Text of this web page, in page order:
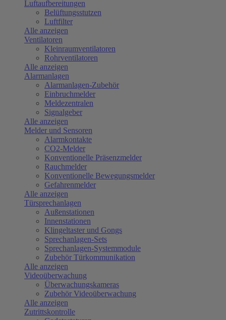
Luftaufbereitungen
Belüftungsstutzen
Luftfilter
Alle anzeigen
Ventilatoren
Kleinraumventilatoren
Rohrventilatoren
Alle anzeigen
Alarmanlagen
Alarmanlagen-Zubehör
Einbruchmelder
Meldezentralen
Signalgeber
Alle anzeigen
Melder und Sensoren
Alarmkontakte
CO2-Melder
Konventionelle Präsenzmelder
Rauchmelder
Konventionelle Bewegungsmelder
Gefahrenmelder
Alle anzeigen
Türsprechanlagen
Außenstationen
Innenstationen
Klingeltaster und Gongs
Sprechanlagen-Sets
Sprechanlagen-Systemmodule
Zubehör Türkommunikation
Alle anzeigen
Videoüberwachung
Überwachungskameras
Zubehör Videoüberwachung
Alle anzeigen
Zutrittskontrolle